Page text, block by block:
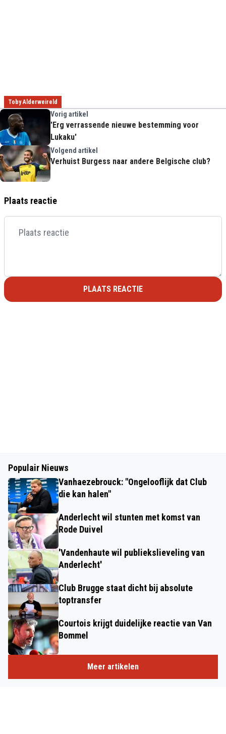
Toby Alderweireld
Vorig artikel
'Erg verrassende nieuwe bestemming voor
Lukaku'
Volgend artikel
Verhuist Burgess naar andere Belgische club?
Plaats reactie
PLAATS REACTIE
Populair Nieuws
Vanhaezebrouck: "Ongelooflijk dat Club
die kan halen"
Anderlecht wil stunten met komst van
Rode Duivel
'Vandenhaute wil publiekslieveling van
Anderlecht'
Club Brugge staat dicht bij absolute
toptransfer
Courtois krijgt duidelijke reactie van Van
Bommel
Meer artikelen